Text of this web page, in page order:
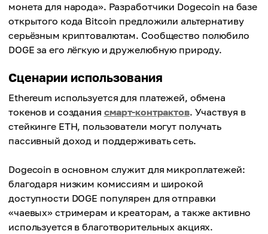
монета для народа». Разработчики Dogecoin на базе
открытого кода Bitcoin предложили альтернативу
серьёзным криптовалютам. Сообщество полюбило
DOGE за его лёгкую и дружелюбную природу.
Сценарии использования
Ethereum используется для платежей, обмена
токенов и создания смарт-контрактов. Участвуя в
стейкинге ETH, пользователи могут получать
пассивный доход и поддерживать сеть.
Dogecoin в основном служит для микроплатежей:
благодаря низким комиссиям и широкой
доступности DOGE популярен для отправки
«чаевых» стримерам и креаторам, а также активно
используется в благотворительных акциях.